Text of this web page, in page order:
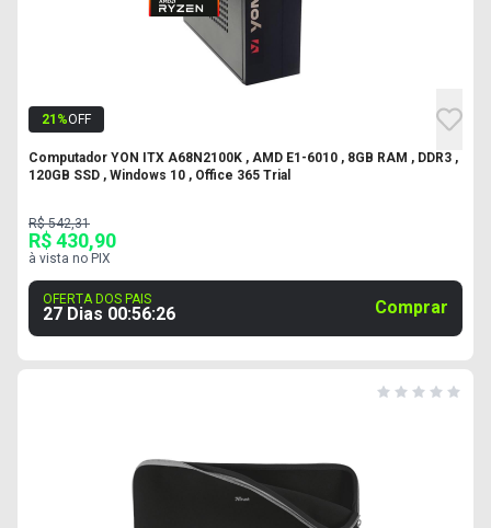
21 %OFF
Computador YON ITX A68N2100K , AMD E1-6010 , 8GB RAM , DDR3 ,
120GB SSD , Windows 10 , Office 365 Trial
R$ 542,31
R$ 430,90
à vista no PIX
OFERTA DOS PAIS
27 Dias 00:56:25 Comprar